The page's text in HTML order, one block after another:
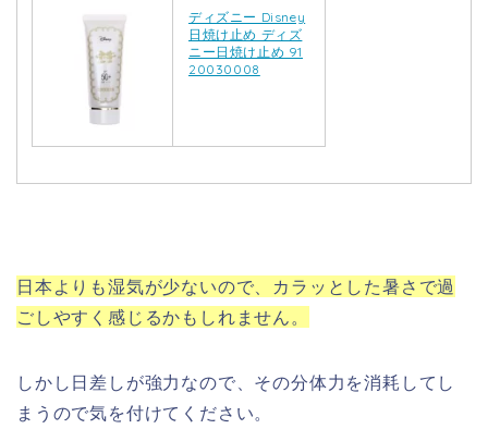
ディズニー Disney
日焼け止め ディズ
ニー日焼け止め 91
20030008
日本よりも湿気が少ないので、カラッとした暑さで過
ごしやすく感じるかもしれません。
しかし日差しが強力なので、その分体力を消耗してし
まうので気を付けてください。